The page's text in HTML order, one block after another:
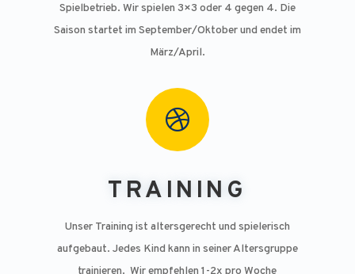
Spielbetrieb. Wir spielen 3×3 oder 4 gegen 4. Die
Saison startet im September/Oktober und endet im
März/April.

TRAINING
Unser Training ist altersgerecht und spielerisch
aufgebaut. Jedes Kind kann in seiner Altersgruppe
trainieren. Wir empfehlen 1-2x pro Woche